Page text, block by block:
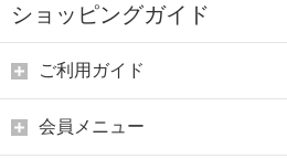
ショッピングガイド
ご利用ガイド
会員メニュー